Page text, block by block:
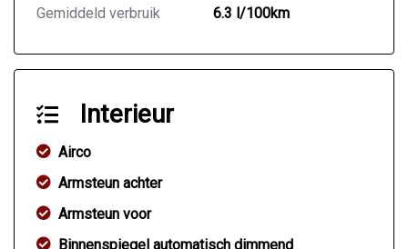
Gemiddeld verbruik
6.3 l/100km
Interieur
Airco
Armsteun achter
Armsteun voor
Binnenspiegel automatisch dimmend